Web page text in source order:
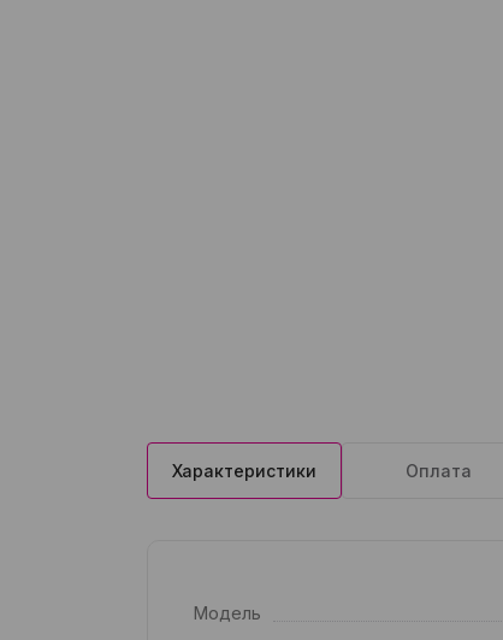
Характеристики Оплата
Модель